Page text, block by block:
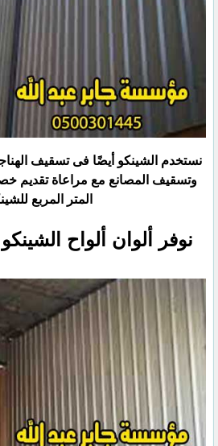
نستخدم الشينكو أيضًا فى تسقيف
المتر المربع
نوفر ألوان ألواح